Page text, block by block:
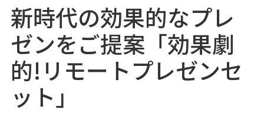
新時代の効果的なプレ
ゼンをご提案「効果劇
的!リモートプレゼンセ
ット」